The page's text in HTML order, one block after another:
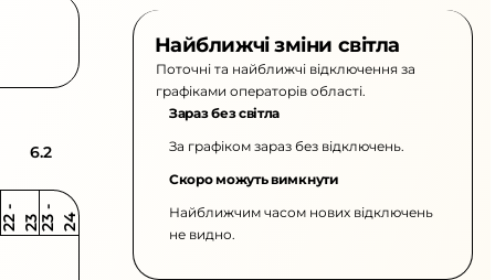
6.2
2 2
-
2 3 2 3
-
2 4
Найближчі зміни світла
Поточні та найближчі відключення за
графіками операторів області.
Зараз без світла
За графіком зараз без відключень.
Скоро можуть вимкнути
Найближчим часом нових відключень
не видно.